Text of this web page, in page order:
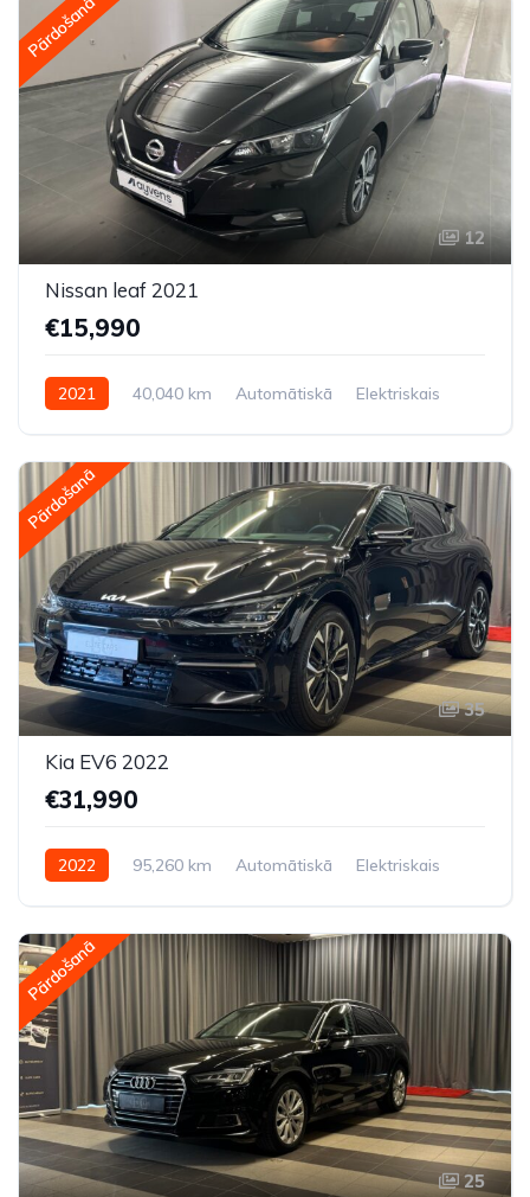
Pārdošanā
12
Nissan leaf 2021
€15,990
2021 40,040 km Automātiskā
Elektriskais
Pārdošanā
35
Kia EV6 2022
€31,990
2022 95,260 km Automātiskā
Elektriskais
Pārdošanā
25